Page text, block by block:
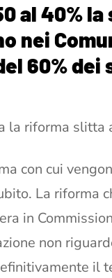
al 40%
nei
60% dei
la riforma slitta
con cui
La riforma
in
non
il